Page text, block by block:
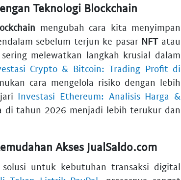
Teknologi Blockchain
mengubah cara kita menyimpan
sebelum terjun ke pasar NFTatau
melewatkan langkah krusial dalam
Crypto & Bitcoin: Trading Profit di
cara mengelola risiko dengan lebih
Investasi Ethereum: Analisis Harga &
di tahun 2026 menjadi lebih terukur dan
Akses JualSaldo.com
solusi untuk kebutuhan transaksi digital